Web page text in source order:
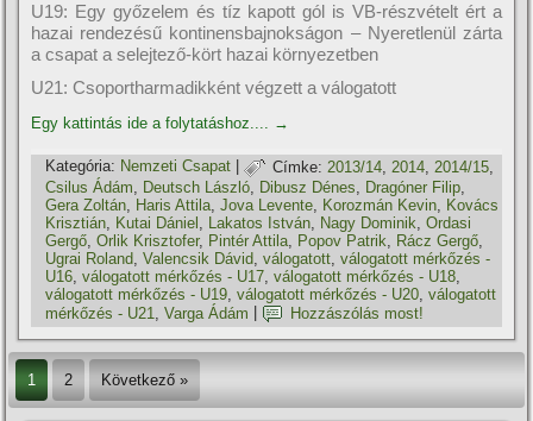
U19: Egy győzelem és tí­z kapott gól is VB-részvételt ért a
hazai rendezésű kontinensbajnokságon – Nyeretlenül zárta
a csapat a selejtező-kört hazai környezetben
U21: Csoportharmadikként végzett a válogatott
Egy kattintás ide a folytatáshoz.... →
Kategória: Nemzeti Csapat | Címke: 2013/14 2014 2014/15
Csilus Ádám, Deutsch László, Dibusz Dénes, Dragóner Filip,
Gera Zoltán, Haris Attila,Jova Levente, Korozmán Kevin, Kovács
Krisztián, Kutai Dániel , Lakatos István, Nagy Dominik,Ordasi
Gergő,Orlik Krisztofer, Pintér Attila, Popov Patrik, Rácz Gergő,
Ugrai Roland,Valencsik Dávid,válogatott,válogatott mérkőzés -
U16,válogatott mérkőzés - U17,válogatott mérkőzés - U18,
válogatott mérkőzés - U19,válogatott mérkőzés - U20,válogatott
mérkőzés - U21
,Varga Ádám Hozzászólás most!
1 2 Következő »